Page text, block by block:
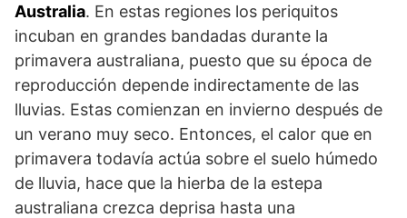
Australia. En estas regiones los periquitos
incuban en grandes bandadas durante la
primavera australiana, puesto que su época de
reproducción depende indirectamente de las
lluvias. Estas comienzan en invierno después de
un verano muy seco. Entonces, el calor que en
primavera todavía actúa sobre el suelo húmedo
de lluvia, hace que la hierba de la estepa
australiana crezca deprisa hasta una